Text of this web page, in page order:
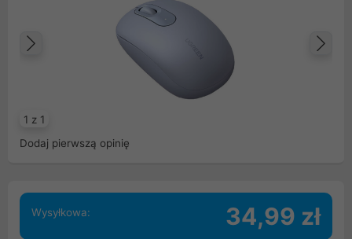
1 z 1
Poprzedni
Dodaj pierwszą opinię
Wysyłkowa: 34,99 zł